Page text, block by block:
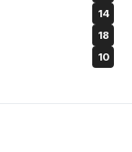
14
18
10